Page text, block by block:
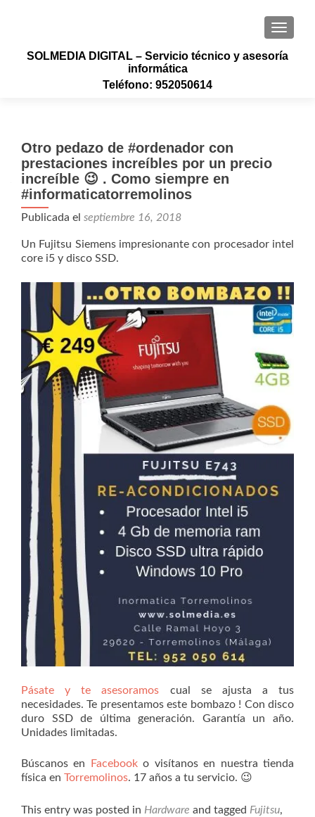
SOLMEDIA DIGITAL – Servicio técnico y asesoría
informática
Teléfono: 952050614
Otro pedazo de #ordenador con
prestaciones increíbles por un precio
increíble 😉 . Como siempre en
#informaticatorremolinos
Publicada el septiembre 16, 2018
Un Fujitsu Siemens impresionante con procesador intel
core i5 y disco SSD.
Pásate y te asesoramos cual se ajusta a tus
necesidades. Te presentamos este bombazo ! Con disco
duro SSD de última generación. Garantía un año.
Unidades limitadas.
Búscanos en Facebooko visítanos en nuestra tienda
física en Torremolinos. 17 años a tu servicio. 😉
This entry was posted in Hardware and tagged Fujitsu,